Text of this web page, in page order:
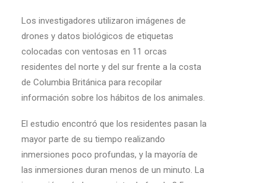
Los investigadores utilizaron imágenes de
drones y datos biológicos de etiquetas
colocadas con ventosas en 11 orcas
residentes del norte y del sur frente a la costa
de Columbia Británica para recopilar
información sobre los hábitos de los animales.
El estudio encontró que los residentes pasan la
mayor parte de su tiempo realizando
inmersiones poco profundas, y la mayoría de
las inmersiones duran menos de un minuto. La